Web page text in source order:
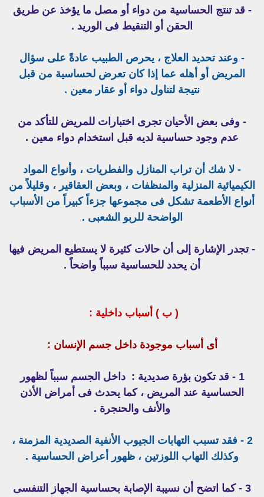
- قد تنتج الحساسية من دواء أو مصل ما يؤخذ عن طريق
الحقن أو التنقيط فى الوريد .
- وعند تحديد العلاج ، يحرص الطبيب عادةً على سؤال
المريض أو أهله عما إذا كان تعرض لحساسية من قبل
نتيجة لتناول دواء أو عقار معين .
- وفى بعض الأحيان تجرى اختبارات للمريض للتأكد من
عدم وجود حساسية لديه قبل استخدام دواء معين .
- لا شك أن تراب المنازل والفطريات ، وأنواع المواد
الكيميائية المنزلية والمنظفات ، وبعض العقاقير ، وقليلاً من
أنواع الأطعمة تشكل فى مجموعها جزءاً كبيراً من الأسباب
الواضحة للربو الشعبى .
- تجدر الإشارة إلى أن حالات كثيرة لا يستطيع المريض فيها
أن يحدد للحساسية سبباً واضحاً .
( ب ) أسباب داخلية :
أى أسباب موجودة داخل جسم الإنسان :
1 - قد تكون بؤرة صديدية :
داخل الجسم سبباً لظهور
الحساسية عند المريض ، كما يحدث فى أمراض الأذن
والأنف والحنجرة .
2 - فقد تسبب التهابات الجيوب الأنفية الصديدية المزمنة ،
وكذلك التهاب اللوزتين ، ظهور أعراض الحساسية .
3 - كما اتضح أن نسيبة الإصابة بحساسية الجهاز التنفسى